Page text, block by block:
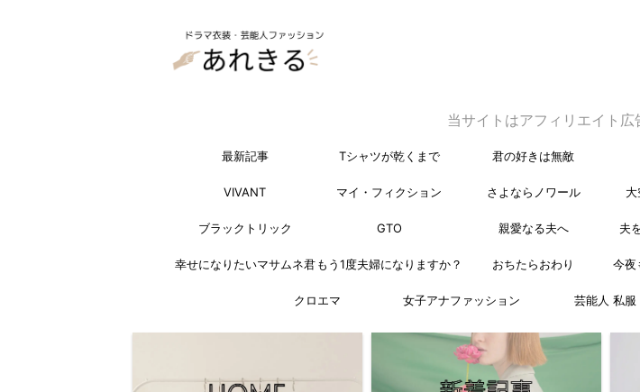
当サイトはアフィリエイト
最新記事 Tシャツが乾くまで 君の好きは無敵
VIVANT マイ・フィクション さよならノワール
ブラックトリック GTO 親愛なる夫へ 夫
幸せになりたいマサムネ君 もう1度夫婦になりますか？ おちたらおわり 今夜
クロエマ 女子アナファッション 芸能人 私服